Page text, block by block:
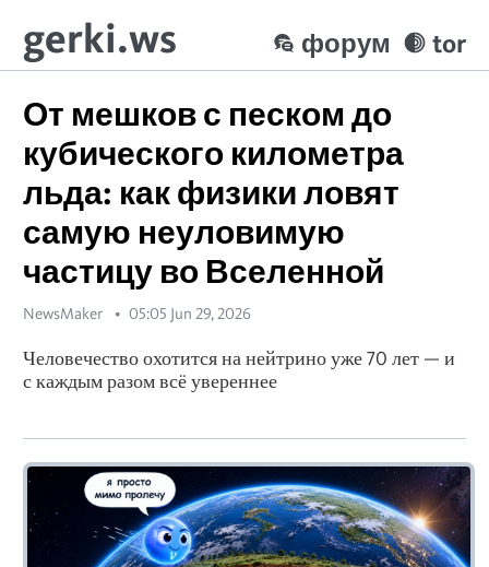
gerki.ws tor
форум
От мешков с песком до
кубического километра
льда: как физики ловят
самую неуловимую
частицу во Вселенной
NewsMaker 05:05 Jun 29, 2026
Человечество охотится на нейтрино уже 70 лет — и
с каждым разом всё увереннее